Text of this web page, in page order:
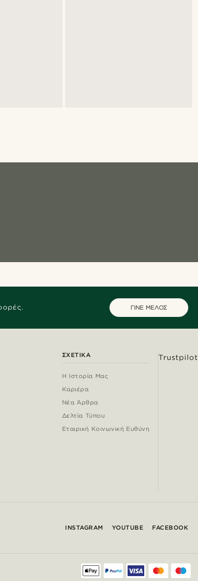
ΓΙΝΕ ΜΕΛΟΣ
ΣΧΕΤΙΚΆ
Η Ιστορία Μας
Καριέρα
Νέα Άρθρα
Δελτία Τύπου
Εταιρική Κοινωνική Ευθύνη
Trustpilot
INSTAGRAM YOUTUBE FACEBOOK